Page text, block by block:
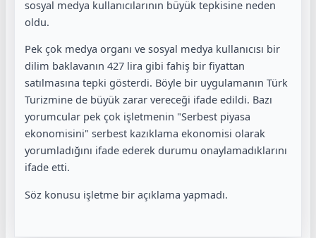
sosyal medya kullanıcılarının büyük tepkisine neden
oldu.
Pek çok medya organı ve sosyal medya kullanıcısı bir
dilim baklavanın 427 lira gibi fahiş bir fiyattan
satılmasına tepki gösterdi. Böyle bir uygulamanın Türk
Turizmine de büyük zarar vereceği ifade edildi. Bazı
yorumcular pek çok işletmenin "Serbest piyasa
ekonomisini" serbest kazıklama ekonomisi olarak
yorumladığını ifade ederek durumu onaylamadıklarını
ifade etti.
Söz konusu işletme bir açıklama yapmadı.